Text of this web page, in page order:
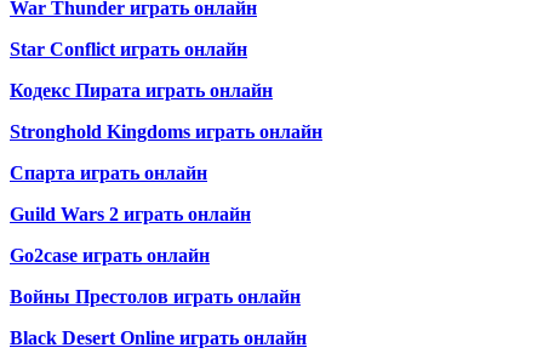
War Thunder играть онлайн
Star Conflict играть онлайн
Кодекс Пирата играть онлайн
Stronghold Kingdoms играть онлайн
Спарта играть онлайн
Guild Wars 2 играть онлайн
Go2case играть онлайн
Войны Престолов играть онлайн
Black Desert Online играть онлайн